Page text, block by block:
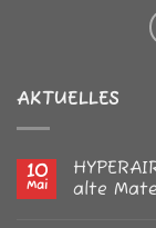
AKTUELLES
10
Mai
alte